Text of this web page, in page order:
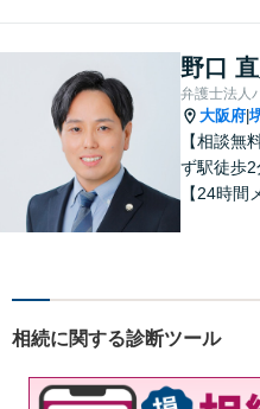
かりとお
気軽にご
野口
弁護士法人
大阪府
【相談無
ず駅徒歩2
【24時間
ます。
相続に関する診断ツール